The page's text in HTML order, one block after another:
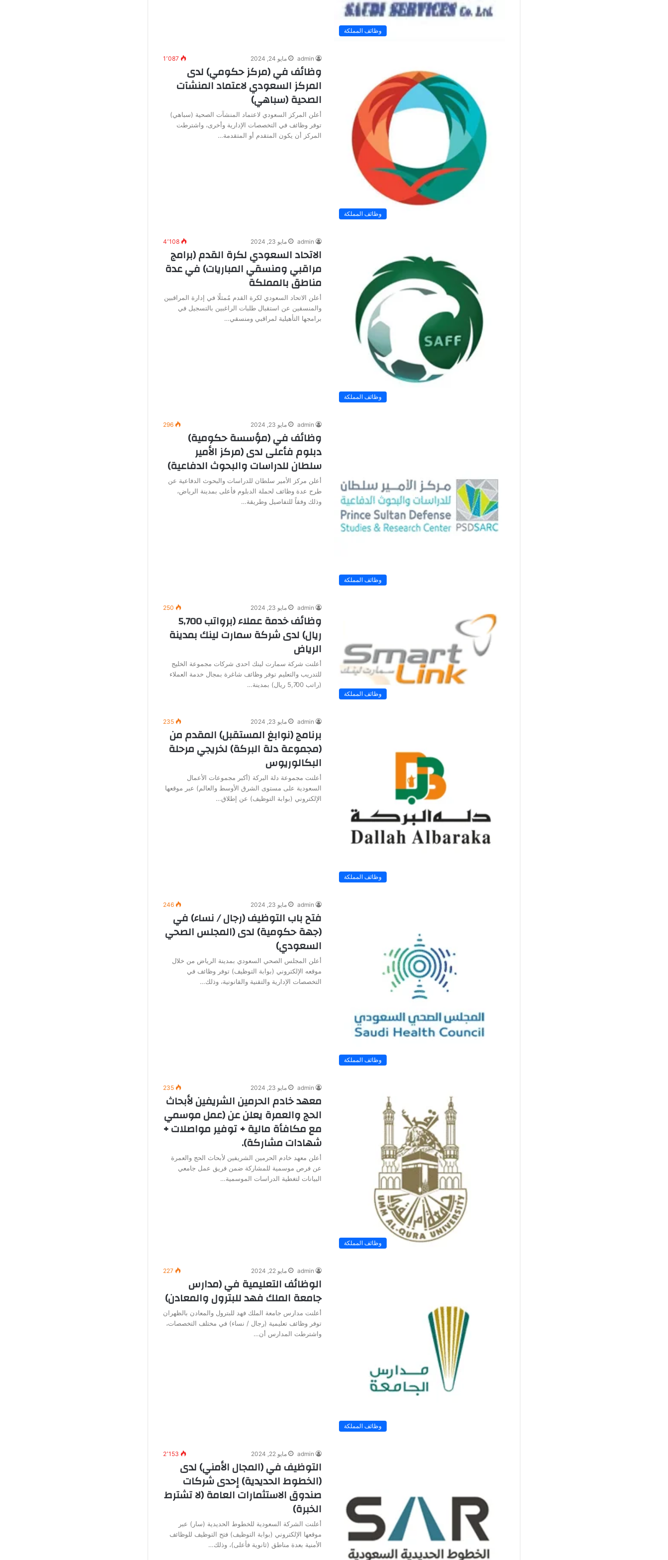
وظائف المملكة
وظائف المملكة
admin مايو 24, 2024 1٬087
وظائف في (مركز حكومي) لدى
المركز السعودي لاعتماد المنشآت
الصحية (سباهي)
أعلن المركز السعودي لاعتماد المنشآت الصحية (سباهي)
توفر وظائف في التخصصات الإدارية وأخرى، واشترطت
المركز أن يكون المتقدم أو المتقدمة…
وظائف المملكة
admin مايو 23, 2024 4٬108
الاتحاد السعودي لكرة القدم (برامج
مراقبي ومنسقي المباريات) في عدة
مناطق بالمملكة
أعلن الاتحاد السعودي لكرة القدم مُمثلًا في إدارة المراقبين
والمنسقين عن استقبال طلبات الراغبين بالتسجيل في
برامجها التأهيلية لمراقبي ومنسقي…
وظائف المملكة
admin مايو 23, 2024 296
وظائف في (مؤسسة حكومية)
دبلوم فأعلى لدى (مركز الأمير
سلطان للدراسات والبحوث الدفاعية)
أعلن مركز الأمير سلطان للدراسات والبحوث الدفاعية عن
طرح عدة وظائف لحملة الدبلوم فأعلى بمدينة الرياض،
وذلك وفقاً للتفاصيل وطريقة…
وظائف المملكة
admin مايو 23, 2024 250
وظائف خدمة عملاء (برواتب 5,700
ريال) لدى شركة سمارت لينك بمدينة
الرياض
أعلنت شركة سمارت لينك احدى شركات مجموعة الخليج
للتدريب والتعليم توفر وظائف شاغرة بمجال خدمة العملاء
(راتب 5,700 ريال) بمدينة…
وظائف المملكة
admin مايو 23, 2024 235
برنامج (نوابغ المستقبل) المقدم من
(مجموعة دلة البركة) لخريجي مرحلة
البكالوريوس
أعلنت مجموعة دلة البركة (أكبر مجموعات الأعمال
السعودية على مستوى الشرق الأوسط والعالم) عبر موقعها
الإلكتروني (بوابة التوظيف) عن إطلاق…
وظائف المملكة
admin مايو 23, 2024 246
فتح باب التوظيف (رجال / نساء) في
(جهة حكومية) لدى (المجلس الصحي
السعودي)
أعلن المجلس الصحي السعودي بمدينة الرياض من خلال
موقعه الإلكتروني (بوابة التوظيف) توفر وظائف في
التخصصات الإدارية والتقنية والقانونية، وذلك…
وظائف المملكة
admin مايو 23, 2024 235
معهد خادم الحرمين الشريفين لأبحاث
الحج والعمرة يعلن عن (عمل موسمي
مع مكافأة مالية + توفير مواصلات +
شهادات مشاركة).
أعلن معهد خادم الحرمين الشريفين لأبحاث الحج والعمرة
عن فرص موسمية للمشاركة ضمن فريق عمل جامعي
البيانات لتغطية الدراسات الموسمية…
وظائف المملكة
admin مايو 22, 2024 227
الوظائف التعليمية في (مدارس
جامعة الملك فهد للبترول والمعادن)
أعلنت مدارس جامعة الملك فهد للبترول والمعادن بالظهران
توفر وظائف تعليمية (رجال / نساء) في مختلف التخصصات،
واشترطت المدارس أن…
admin مايو 22, 2024 2٬153
التوظيف في (المجال الأمني) لدى
(الخطوط الحديدية) إحدى شركات
صندوق الاستثمارات العامة (لا تشترط
الخبرة)
أعلنت الشركة السعودية للخطوط الحديدية (سار) عبر
موقعها الإلكتروني (بوابة التوظيف) فتح التوظيف للوظائف
الأمنية بعدة مناطق (ثانوية فأعلى)، وذلك…